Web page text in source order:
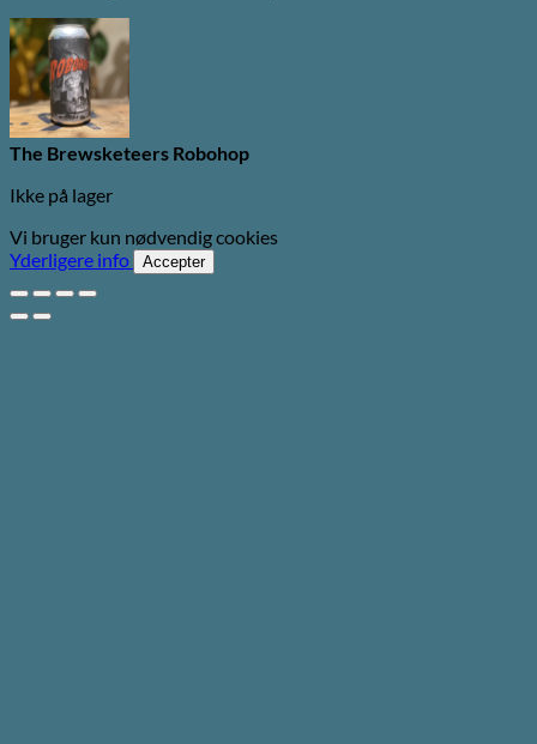
The Brewsketeers Robohop
Ikke på lager
Vi bruger kun nødvendig cookies
Yderligere info
Accepter